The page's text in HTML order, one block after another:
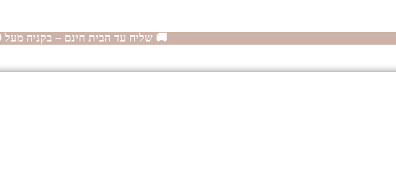
🚚 שליח עד הבית חינם – בקניה מעל 299 ש"ח